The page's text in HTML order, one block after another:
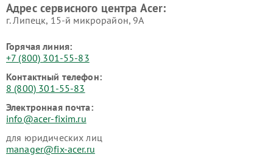
Адрес сервисного центра Acer:
г. Липецк, 15-й микрорайон, 9А
Горячая линия:
+7 (800) 301-55-83
Контактный телефон:
8 (800) 301-55-83
Электронная почта:
info@acer-fixim.ru
для юридических лиц
manager@fix-acer.ru